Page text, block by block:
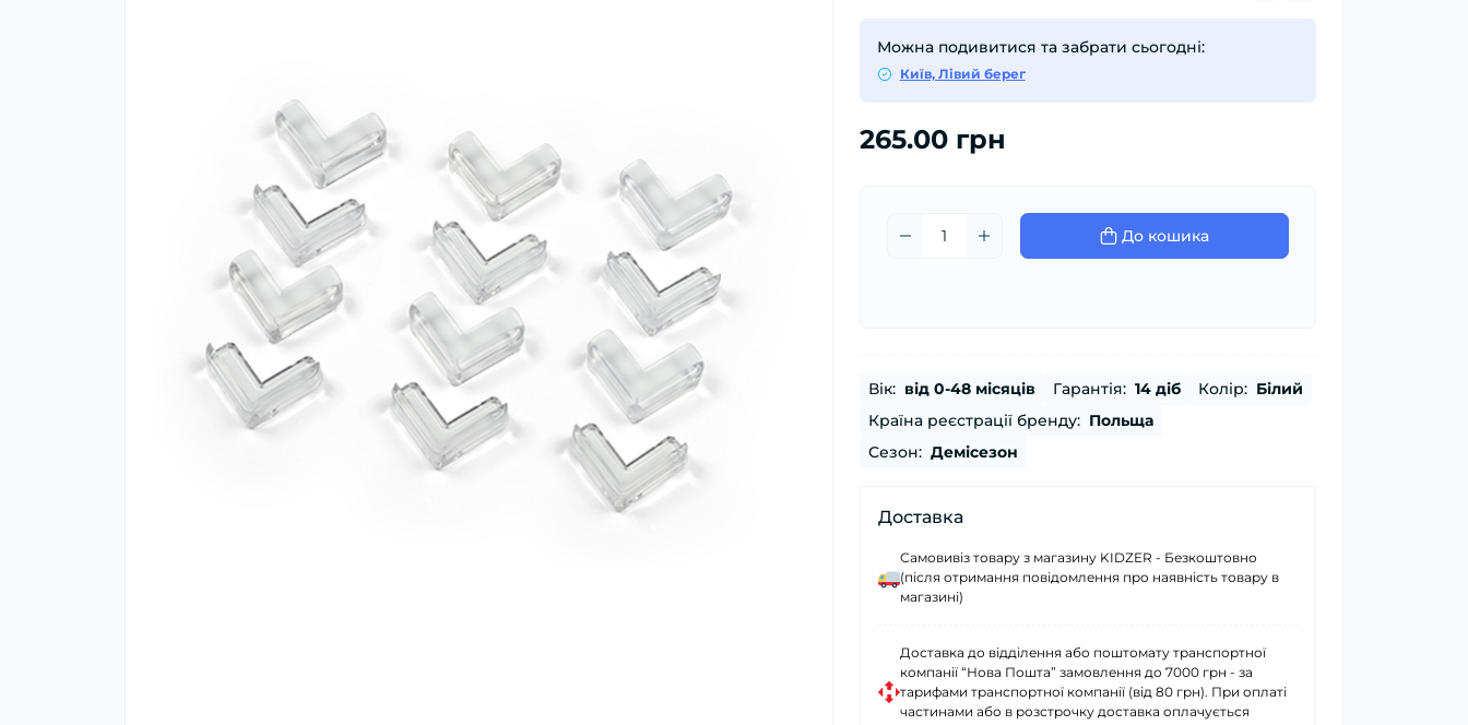
Можна подивитися та забрати сьогодні:
Київ, Лівий берег
265.00 грн
До кошика
Вік: від 0-48 місяців Гарантія: 14 діб Колір: Білий
Країна реєстрації бренду: Польща
Сезон: Демісезон
Доставка
Самовивіз товару з магазину KIDZER - Безкоштовно
(після отримання повідомлення про наявність товару в
магазині)
Доставка до відділення або поштомату транспортної
компанії “Нова Пошта” замовлення до 7000 грн - за
тарифами транспортної компанії (від 80 грн). При оплаті
частинами або в розстрочку доставка оплачується